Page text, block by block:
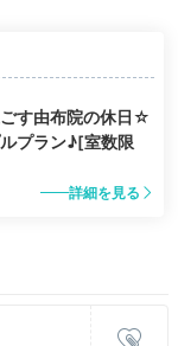
ごす由布院の休日☆
プラン♪[室数限
詳細を見る